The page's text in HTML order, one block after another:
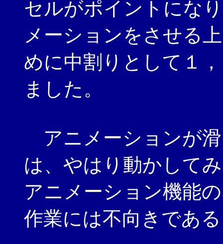
セルがポイントにな
メーションをさせる
めに中割りとして１
ました。
アニメーションが
は、やはり動かして
アニメーション機能
作業には不向きであ